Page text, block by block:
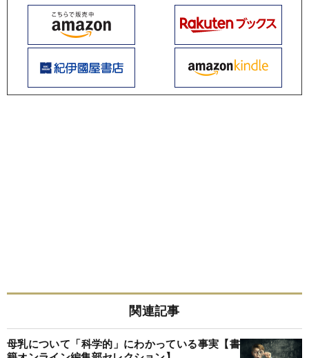
関連記事
母乳について「科学的」にわかっている事実【書